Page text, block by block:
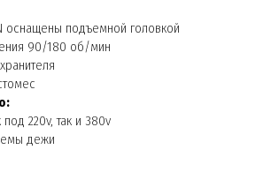
оснащены подъемной головкой
90/180 об/мин
220v, так и 380v
дежи